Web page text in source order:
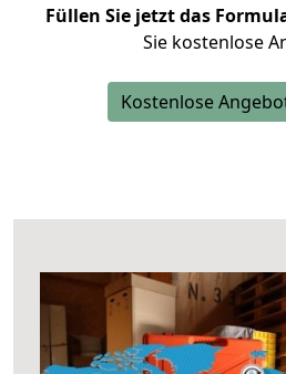
Füllen Sie jetzt das
Sie kostenlose
Kostenlose